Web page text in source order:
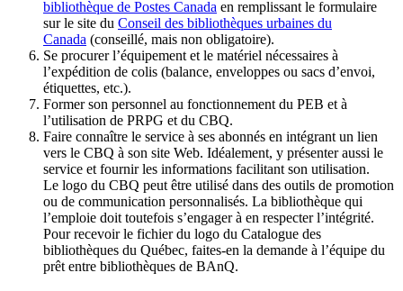
bibliothèque de Postes Canada en remplissant le formulaire
sur le site du Conseil des bibliothèques urbaines du
Canada (conseillé, mais non obligatoire).
Se procurer l’équipement et le matériel nécessaires à
l’expédition de colis (balance, enveloppes ou sacs d’envoi,
étiquettes, etc.).
Former son personnel au fonctionnement du PEB et à
l’utilisation de PRPG et du CBQ.
Faire connaître le service à ses abonnés en intégrant un lien
vers le CBQ à son site Web. Idéalement, y présenter aussi le
service et fournir les informations facilitant son utilisation.
Le logo du CBQ peut être utilisé dans des outils de promotion
ou de communication personnalisés. La bibliothèque qui
l’emploie doit toutefois s’engager à en respecter l’intégrité.
Pour recevoir le fichier du logo du Catalogue des
bibliothèques du Québec, faites-en la demande à l’équipe du
prêt entre bibliothèques de BAnQ.